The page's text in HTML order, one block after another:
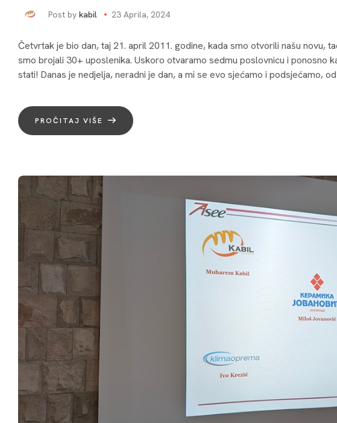
23 Aprila, 2024
Post by kabil
Četvrtak je bio dan, taj 21. april 2011. godine, kada smo otvorili našu novu,
smo brojali 30+ uposlenika. Uskoro otvaramo sedmu poslovnicu i ponosno
stati! Danas je nedjelja, neradni je dan, a mi se evo sjećamo i podsjećamo,
PROČITAJ VIŠE